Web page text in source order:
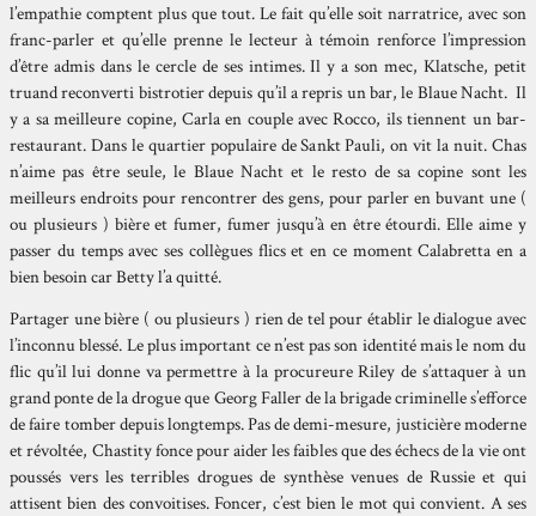
l’empathie comptent plus que tout. Le fait qu’elle soit narratrice, avec son
franc-parler et qu’elle prenne le lecteur à témoin renforce l’impression
d’être admis dans le cercle de ses intimes. Il y a son mec, Klatsche, petit
truand reconverti bistrotier depuis qu’il a repris un bar, le Blaue Nacht. Il
y a sa meilleure copine, Carla en couple avec Rocco, ils tiennent un bar-
restaurant. Dans le quartier populaire de Sankt Pauli, on vit la nuit. Chas
n’aime pas être seule, le Blaue Nacht et le resto de sa copine sont les
meilleurs endroits pour rencontrer des gens, pour parler en buvant une (
ou plusieurs ) bière et fumer, fumer jusqu’à en être étourdi. Elle aime y
passer du temps avec ses collègues flics et en ce moment Calabretta en a
bien besoin car Betty l’a quitté.
Partager une bière ( ou plusieurs ) rien de tel pour établir le dialogue avec
l’inconnu blessé. Le plus important ce n’est pas son identité mais le nom du
flic qu’il lui donne va permettre à la procureure Riley de s’attaquer à un
grand ponte de la drogue que Georg Faller de la brigade criminelle s’efforce
de faire tomber depuis longtemps. Pas de demi-mesure, justicière moderne
et révoltée, Chastity fonce pour aider les faibles que des échecs de la vie ont
poussés vers les terribles drogues de synthèse venues de Russie et qui
attisent bien des convoitises. Foncer, c’est bien le mot qui convient. A ses